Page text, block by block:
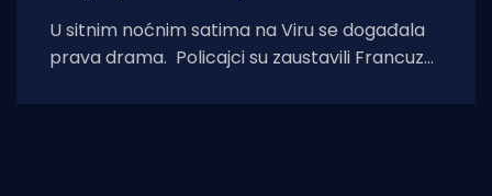
U sitnim noćnim satima na Viru se događala
prava drama. Policajci su zaustavili Francuza